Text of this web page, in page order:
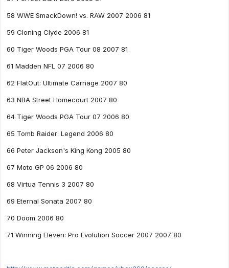
58 WWE SmackDown! vs. RAW 2007 2006 81
59 Cloning Clyde 2006 81
60 Tiger Woods PGA Tour 08 2007 81
61 Madden NFL 07 2006 80
62 FlatOut: Ultimate Carnage 2007 80
63 NBA Street Homecourt 2007 80
64 Tiger Woods PGA Tour 07 2006 80
65 Tomb Raider: Legend 2006 80
66 Peter Jackson's King Kong 2005 80
67 Moto GP 06 2006 80
68 Virtua Tennis 3 2007 80
69 Eternal Sonata 2007 80
70 Doom 2006 80
71 Winning Eleven: Pro Evolution Soccer 2007 2007 80